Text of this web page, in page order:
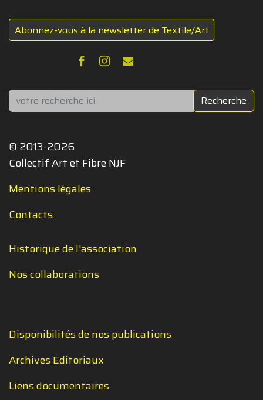
Abonnez-vous à la newsletter de Textile/Art
Rechercher Recherche
© 2013-2026
Collectif Art et Fibre NJF
Mentions légales
Contacts
Historique de l'association
Nos collaborations
Disponibilités de nos publications
Archives Editoriaux
Liens documentaires